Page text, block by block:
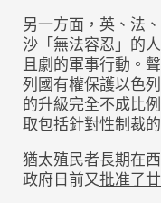
另一方面，英、法
沙「無法容忍」的
且劇的軍事行動。
列國有權保護以色
的升級完全不成比
取包括針對性制裁
猶太殖民者長期在
政府日前又批准了